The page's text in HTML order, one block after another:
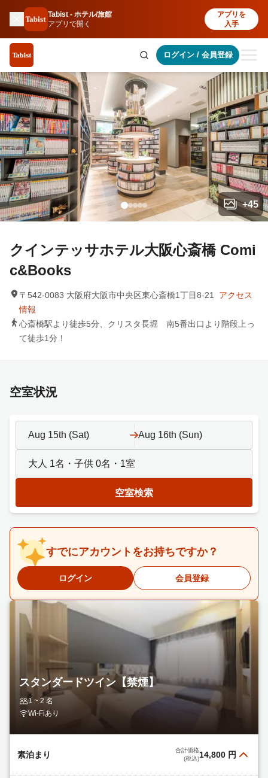
Tabist - ホテル/旅館
アプリで開く
アプリを
入手
ログイン/ 会員登録
+45
クインテッサホテル大阪心斎橋 Comi
c&Books
〒542-0083 大阪府大阪市中央区東心斎橋1丁目8-21
アクセス
情報
心斎橋駅より徒歩5分、クリスタ長堀 南5番出口より階段上っ
て徒歩1分！
空室状況
Aug 15th (Sat) Aug 16th (Sun)
大人 1名・子供 0名・ 1室
空室検索
すでにアカウントをお持ちですか？
ログイン 会員登録
スタンダードツイン【禁煙】
1 ~ 2 名
Wi-Fiあり
素泊まり
合計価格
(税込)14,800 円